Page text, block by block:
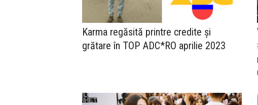
Karma regăsită printre credite și
grătare în TOP ADC*RO aprilie 2023